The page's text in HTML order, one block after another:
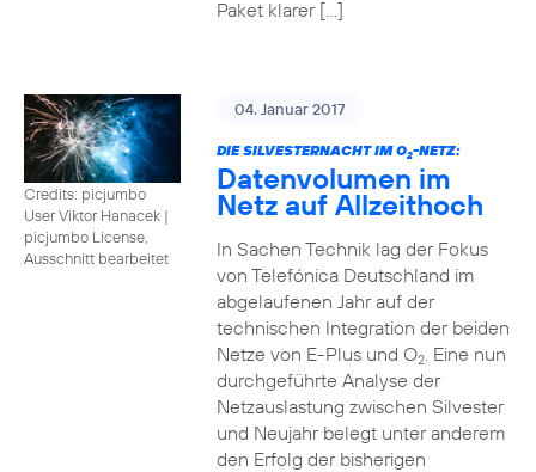
Paket klarer […]
Credits: picjumbo
User Viktor Hanacek |
picjumbo License,
Ausschnitt bearbeitet
04. Januar 2017
DIE SILVESTERNACHT IM O2-NETZ:
Datenvolumen im
Netz auf Allzeithoch
In Sachen Technik lag der Fokus
von Telefónica Deutschland im
abgelaufenen Jahr auf der
technischen Integration der beiden
Netze von E-Plus und O2. Eine nun
durchgeführte Analyse der
Netzauslastung zwischen Silvester
und Neujahr belegt unter anderem
den Erfolg der bisherigen